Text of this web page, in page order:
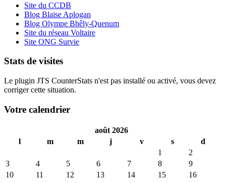
Site du CCDB
Blog Blaise Aplogan
Blog Olympe Bhêly-Quenum
Site du réseau Voltaire
Site ONG Survie
Stats de visites
Le plugin JTS CounterStats n'est pas installé ou activé, vous devez
corriger cette situation.
Votre calendrier
août 2026
l
m m j v s
d
1
2
3
4 5 6 7 8
9
10
11 12 13 14 15
16